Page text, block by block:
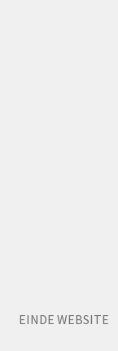
EINDE WEBSITE